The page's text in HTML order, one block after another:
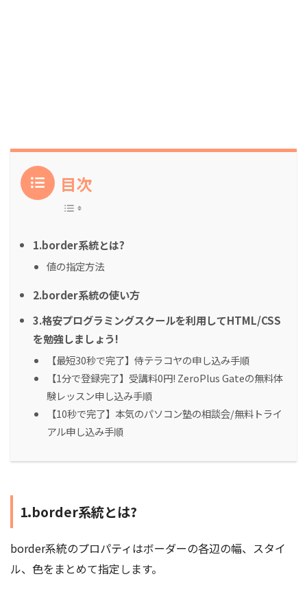
目次
1.border系統とは?
値の指定方法
2.border系統の使い方
3.格安プログラミングスクールを利用してHTML/CSS
を勉強しましょう!
【最短30秒で完了】侍テラコヤの申し込み手順
【1分で登録完了】受講料0円! ZeroPlus Gateの無料体
験レッスン申し込み手順
【10秒で完了】本気のパソコン塾の相談会/無料トライ
アル申し込み手順
1.border系統とは?
border系統のプロパティはボーダーの各辺の幅、スタイ
ル、色をまとめて指定します。